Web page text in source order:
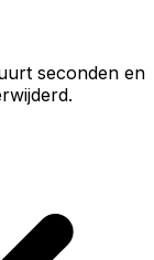
seconden en